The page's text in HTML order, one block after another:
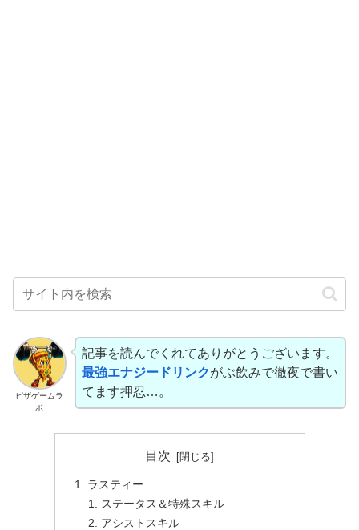
ピザゲームラ
ボ
記事を読んでくれてありがとうございます。
最強エナジードリンクがぶ飲みで徹夜で書い
てます押忍…。
目次
ラスティー
ステータス＆特殊スキル
アシストスキル